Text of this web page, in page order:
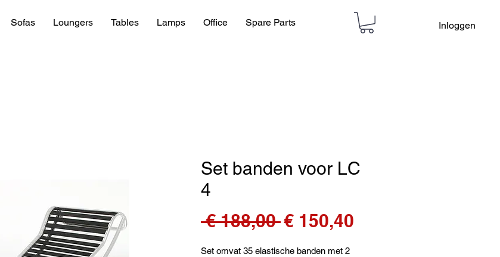
Sofas Loungers Tables Lamps Office Spare Parts Inloggen
Set banden voor LC
4
€ 188,00 Normale
prijs
€ 150,40
Set omvat 35 elastische banden met 2